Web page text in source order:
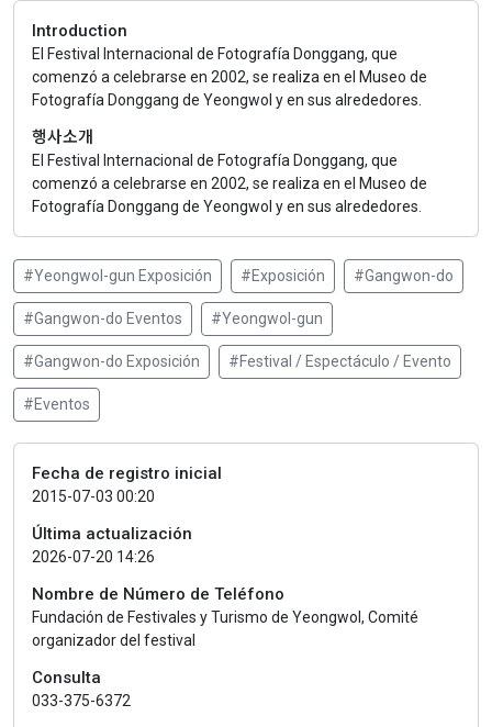
Introduction
El Festival Internacional de Fotografía Donggang, que
comenzó a celebrarse en 2002, se realiza en el Museo de
Fotografía Donggang de Yeongwol y en sus alrededores.
행사소개
El Festival Internacional de Fotografía Donggang, que
comenzó a celebrarse en 2002, se realiza en el Museo de
Fotografía Donggang de Yeongwol y en sus alrededores.
#Yeongwol-gun Exposición #Exposición #Gangwon-do
#Gangwon-do Eventos #Yeongwol-gun
#Gangwon-do Exposición #Festival / Espectáculo / Evento
#Eventos
Fecha de registro inicial
2015-07-03 00:20
Última actualización
2026-07-20 14:26
Nombre de Número de Teléfono
Fundación de Festivales y Turismo de Yeongwol, Comité
organizador del festival
Consulta
033-375-6372